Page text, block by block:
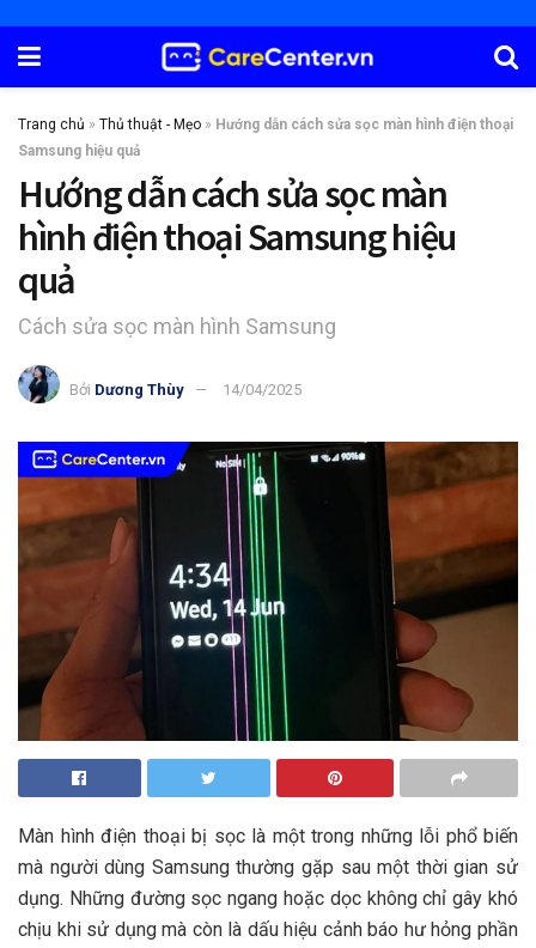
Trang chủ » Thủ thuật - Mẹo » Hướng dẫn cách sửa sọc màn hình điện thoại
Samsung hiệu quả
Hướng dẫn cách sửa sọc màn
hình điện thoại Samsung hiệu
quả
Cách sửa sọc màn hình Samsung
Bởi Dương Thùy 14/04/2025
Màn hình điện thoại bị sọc là một trong những lỗi phổ biến
mà người dùng Samsung thường gặp sau một thời gian sử
dụng. Những đường sọc ngang hoặc dọc không chỉ gây khó
chịu khi sử dụng mà còn là dấu hiệu cảnh báo hư hỏng phần